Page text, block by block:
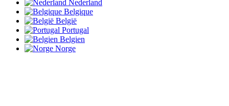
Nederland
Belgique
België
Portugal
Belgien
Norge